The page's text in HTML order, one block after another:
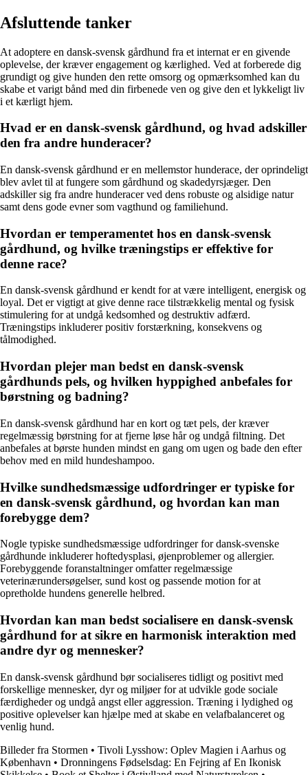
Afsluttende tanker
At adoptere en dansk-svensk gårdhund fra et internat er en givende
oplevelse, der kræver engagement og kærlighed. Ved at forberede dig
grundigt og give hunden den rette omsorg og opmærksomhed kan du
skabe et varigt bånd med din firbenede ven og give den et lykkeligt liv
i et kærligt hjem.
Hvad er en dansk-svensk gårdhund, og hvad adskiller
den fra andre hunderacer?
En dansk-svensk gårdhund er en mellemstor hunderace, der oprindeligt
blev avlet til at fungere som gårdhund og skadedyrsjæger. Den
adskiller sig fra andre hunderacer ved dens robuste og alsidige natur
samt dens gode evner som vagthund og familiehund.
Hvordan er temperamentet hos en dansk-svensk
gårdhund, og hvilke træningstips er effektive for
denne race?
En dansk-svensk gårdhund er kendt for at være intelligent, energisk og
loyal. Det er vigtigt at give denne race tilstrækkelig mental og fysisk
stimulering for at undgå kedsomhed og destruktiv adfærd.
Træningstips inkluderer positiv forstærkning, konsekvens og
tålmodighed.
Hvordan plejer man bedst en dansk-svensk
gårdhunds pels, og hvilken hyppighed anbefales for
børstning og badning?
En dansk-svensk gårdhund har en kort og tæt pels, der kræver
regelmæssig børstning for at fjerne løse hår og undgå filtning. Det
anbefales at børste hunden mindst en gang om ugen og bade den efter
behov med en mild hundeshampoo.
Hvilke sundhedsmæssige udfordringer er typiske for
en dansk-svensk gårdhund, og hvordan kan man
forebygge dem?
Nogle typiske sundhedsmæssige udfordringer for dansk-svenske
gårdhunde inkluderer hoftedysplasi, øjenproblemer og allergier.
Forebyggende foranstaltninger omfatter regelmæssige
veterinærundersøgelser, sund kost og passende motion for at
opretholde hundens generelle helbred.
Hvordan kan man bedst socialisere en dansk-svensk
gårdhund for at sikre en harmonisk interaktion med
andre dyr og mennesker?
En dansk-svensk gårdhund bør socialiseres tidligt og positivt med
forskellige mennesker, dyr og miljøer for at udvikle gode sociale
færdigheder og undgå angst eller aggression. Træning i lydighed og
positive oplevelser kan hjælpe med at skabe en velafbalanceret og
venlig hund.
Billeder fra Stormen • Tivoli Lysshow: Oplev Magien i Aarhus og
København • Dronningens Fødselsdag: En Fejring af En Ikonisk